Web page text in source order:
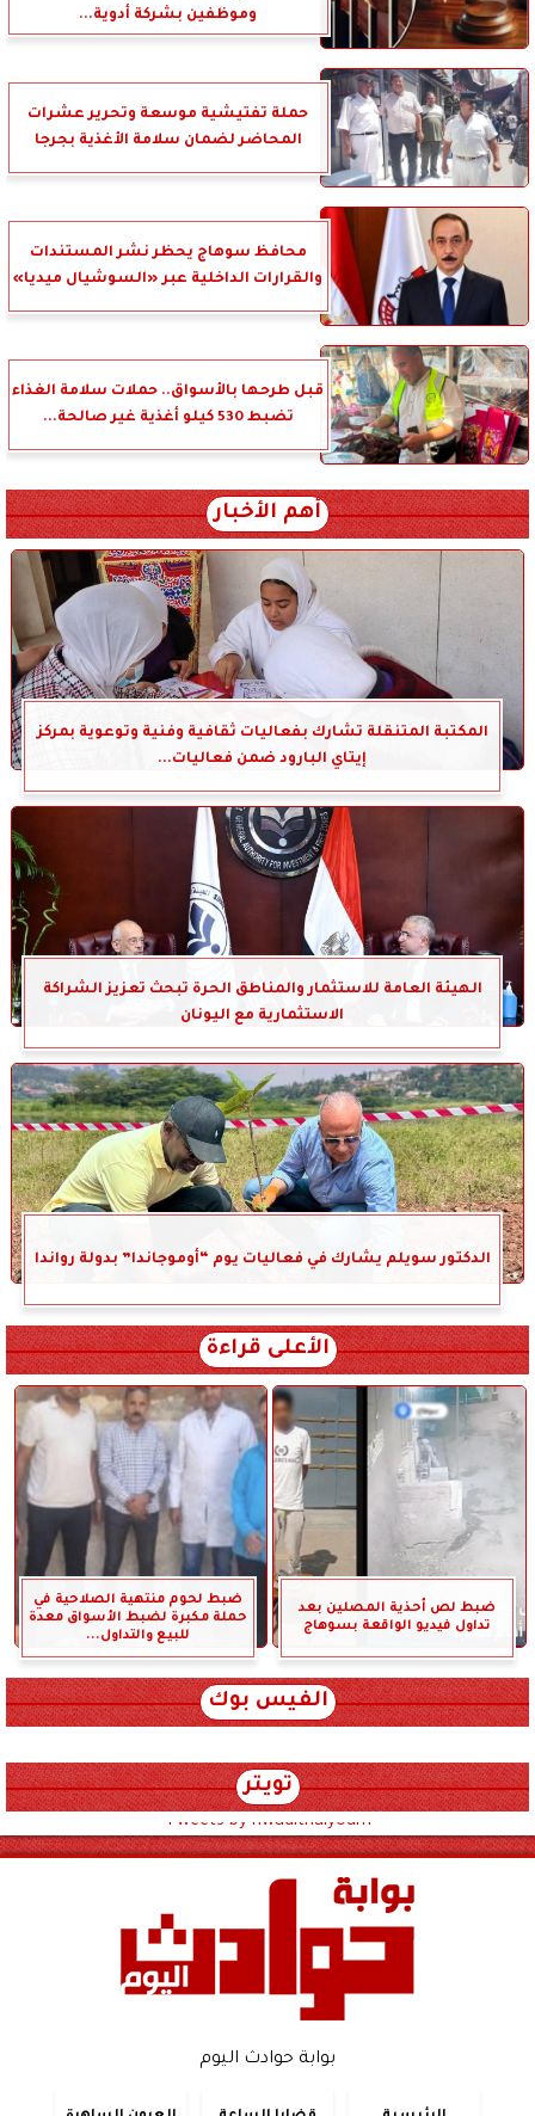
وموظفين بشركة أدوية...
حملة تفتيشية موسعة وتحرير عشرات
المحاضر لضمان سلامة الأغذية بجرجا
محافظ سوهاج يحظر نشر المستندات
والقرارات الداخلية عبر «السوشيال ميديا»
قبل طرحها بالأسواق.. حملات سلامة الغذاء
تضبط 530 كيلو أغذية غير صالحة...
أهم الأخبار
المكتبة المتنقلة تشارك بفعاليات ثقافية وفنية وتوعوية بمركز
إيتاي البارود ضمن فعاليات...
الهيئة العامة للاستثمار والمناطق الحرة تبحث تعزيز الشراكة
الاستثمارية مع اليونان
الدكتور سويلم يشارك في فعاليات يوم “أوموجاندا” بدولة رواندا
الأعلى قراءة
ضبط لص أحذية المصلين بعد
تداول فيديو الواقعة بسوهاج
ضبط لحوم منتهية الصلاحية في
حملة مكبرة لضبط الأسواق معدة
للبيع والتداول...
الفيس بوك
تويتر
Tweets by hwadithalyoum
بوابة حوادث اليوم